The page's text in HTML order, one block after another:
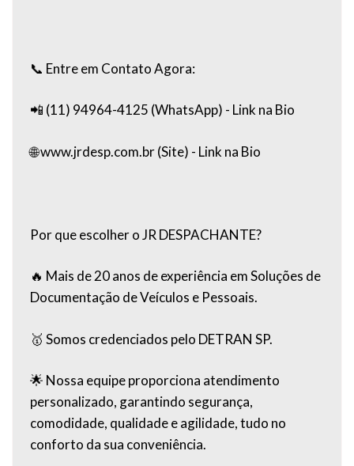
📞 Entre em Contato Agora:
📲 (11) 94964-4125 (WhatsApp) - Link na Bio
🌐 www.jrdesp.com.br (Site) - Link na Bio
Por que escolher o JR DESPACHANTE?
🔥 Mais de 20 anos de experiência em Soluções de
Documentação de Veículos e Pessoais.
🥇 Somos credenciados pelo DETRAN SP.
🌟 Nossa equipe proporciona atendimento
personalizado, garantindo segurança,
comodidade, qualidade e agilidade, tudo no
conforto da sua conveniência.